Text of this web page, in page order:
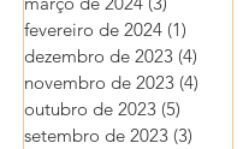
fevereiro de 2024 (1)
dezembro de 2023 (4)
novembro de 2023 (4)
outubro de 2023 (5)
setembro de 2023 (3)